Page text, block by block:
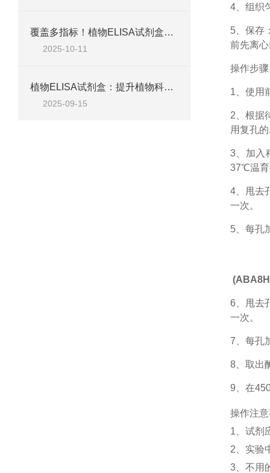
覆盖多指标！植物ELISA试剂盒，适配脱落酸、生长素、植保素等检测需求
2025-10-11
植物ELISA试剂盒：提升植物科学研究效率的关键工具
2025-09-15
4、组织
5、保存
前先离
操作步
1、 使用
2、根据
用复孔
3、加入
37℃温育
4、甩去
一次。
5、每孔
6、甩去
一次。
7、每孔
8、取出
9、在
操作注
1、 试剂
2、 实验
3、 不用